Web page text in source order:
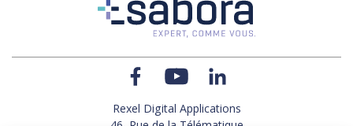
Rexel Digital Applications